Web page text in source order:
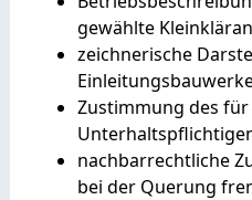
gewählte
zeichnerische
Zustimmung des
nachbarrechtliche
bei der Querung